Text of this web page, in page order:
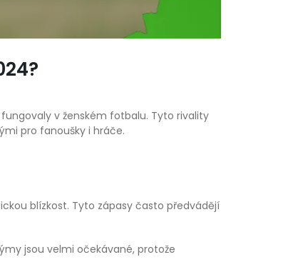
v ženském fotbalu. Tyto rivality
pro fanoušky i hráče.
blízkost. Tyto zápasy často předvádějí
jsou velmi očekávané, protože